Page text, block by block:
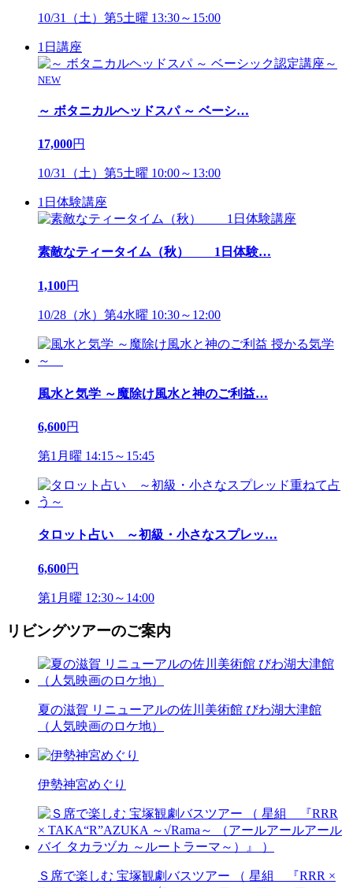
10/31（土）第5土曜 13:30～15:00
1日講座
NEW
～ ボタニカルヘッドスパ ～ ベーシ…
17,000円
10/31（土）第5土曜 10:00～13:00
1日体験講座
素敵なティータイム（秋） 1日体験…
1,100円
10/28（水）第4水曜 10:30～12:00
風水と気学 ～魔除け風水と神のご利益…
6,600円
第1月曜 14:15～15:45
タロット占い ～初級・小さなスプレッ…
6,600円
第1月曜 12:30～14:00
リビングツアーのご案内
夏の滋賀 リニューアルの佐川美術館 びわ湖大津館
（人気映画のロケ地）
伊勢神宮めぐり
Ｓ席で楽しむ 宝塚観劇バスツアー （ 星組 『RRR ×